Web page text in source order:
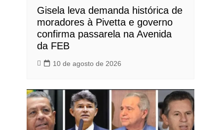
Gisela leva demanda histórica de
moradores à Pivetta e governo
confirma passarela na Avenida
da FEB
10 de agosto de 2026